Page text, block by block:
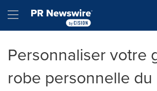
Hamburger menu
Personnaliser votre
robe personnelle